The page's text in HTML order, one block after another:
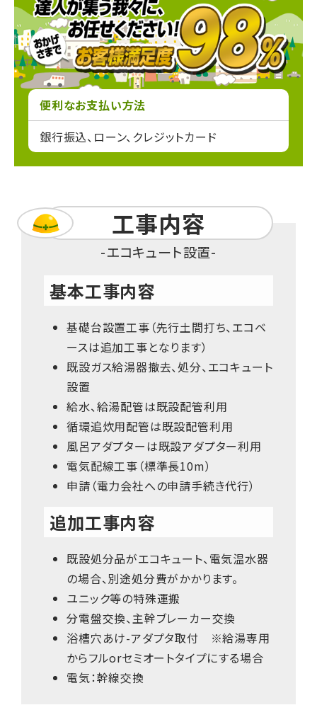
便利なお支払い方法
銀行振込、ローン、クレジットカード
工事内容
エコキュート設置
基本工事内容
基礎台設置工事（先行土間打ち、エコベ
ースは追加工事となります）
既設ガス給湯器撤去、処分、エコキュート
設置
給水、給湯配管は既設配管利用
循環追炊用配管は既設配管利用
風呂アダプターは既設アダプター利用
電気配線工事（標準長10m）
申請（電力会社への申請手続き代行）
追加工事内容
既設処分品がエコキュート、電気温水器
の場合、別途処分費がかかります。
ユニック等の特殊運搬
分電盤交換、主幹ブレーカー交換
浴槽穴あけ-アダプタ取付 ※給湯専用
からフルorセミオートタイプにする場合
電気：幹線交換